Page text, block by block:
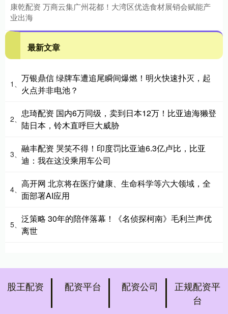
康乾配资 万商云集广州花都！大湾区优选食材展销会赋能产
业出海
最新文章
1、
万银鼎信 绿牌车遭追尾瞬间爆燃！明火快速扑灭，起
火点并非电池？
2、
忠琦配资 国内6万同级，卖到日本12万！比亚迪海獭登
陆日本，铃木直呼巨大威胁
3、
融丰配资 哭笑不得！印度罚比亚迪6.3亿卢比，比亚
迪：我在这没乘用车公司
4、
高开网 北京将在医疗健康、生命科学等六大领域，全
面部署AI应用
5、
泛策略 30年的陪伴落幕！《名侦探柯南》毛利兰声优
离世
股王配资 配资平台 配资公司
正规配资平
台